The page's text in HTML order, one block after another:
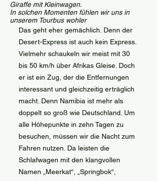
Giraffe mit Kleinwagen.
In solchen Momenten fühlen wir uns in
unserem Tourbus wohler
Das geht eher gemächlich. Denn der
Desert-Express ist auch kein Express.
Vielmehr schaukeln wir meist mit 30
bis 50 km/h über Afrikas Gleise. Doch
er ist ein Zug, der die Entfernungen
interessant und gleichzeitig erträglich
macht. Denn Namibia ist mehr als
doppelt so groß wie Deutschland. Um
alle Höhepunkte in zehn Tagen zu
besuchen, müssen wir die Nacht zum
Fahren nutzen. Da leisten die
Schlafwagen mit den klangvollen
Namen „Meerkat“, „Springbok“,